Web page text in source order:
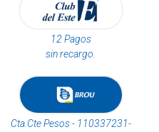
12 Pagos
sin recargo.
Cta.Cte Pesos - 110337231-